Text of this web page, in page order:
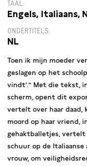
TAAL
Engels, Italiaans,
ONDERTITELS
NL
Toen ik mijn moeder
geslagen op het
vindt’.” Met die tekst,
scherm, opent dit
vertelt over haar daad,
moord op haar vriend,
gehaktballetjes, vertelt
schuur op de Italiaanse
vrouw, om